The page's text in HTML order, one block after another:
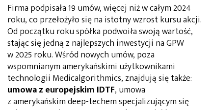
Firma podpisała 19 umów, więcej niż w całym 2024
roku, co przełożyło się na istotny wzrost kursu akcji.
Od początku roku spółka podwoiła swoją wartość,
stając się jedną z najlepszych inwestycji na GPW
w 2025 roku. Wśród nowych umów, poza
wspomnianym amerykańskimi użytkownikami
technologii Medicalgorithmics, znajdują się także:
umowa z europejskim IDTF, umowa
z amerykańskim deep-techem specjalizującym się